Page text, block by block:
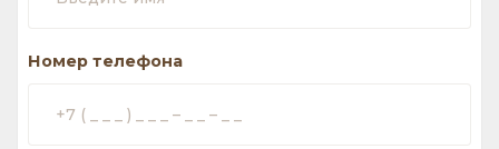
Номер телефона